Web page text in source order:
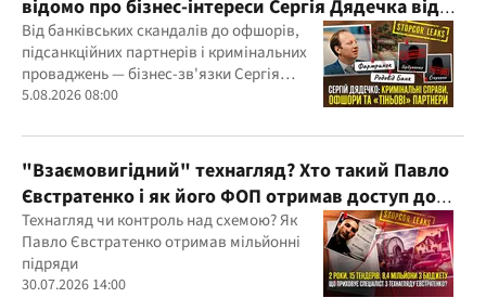
відомо про бізнес-інтереси Сергія Дядечка від
"Родовід Банку" до "ФАРМАСЕЛ"
Від банківських скандалів до офшорів,
підсанкційних партнерів і кримінальних
проваджень — бізнес-зв'язки Сергія
Дядечка й досі простягаються через
5.08.2026 08:00
"Взаємовигідний" технагляд? Хто такий Павло
Євстратенко і як його ФОП отримав доступ до
бюджетних мільйонів?
Технагляд чи контроль над схемою? Як
Павло Євстратенко отримав мільйонні
підряди
30.07.2026 14:00